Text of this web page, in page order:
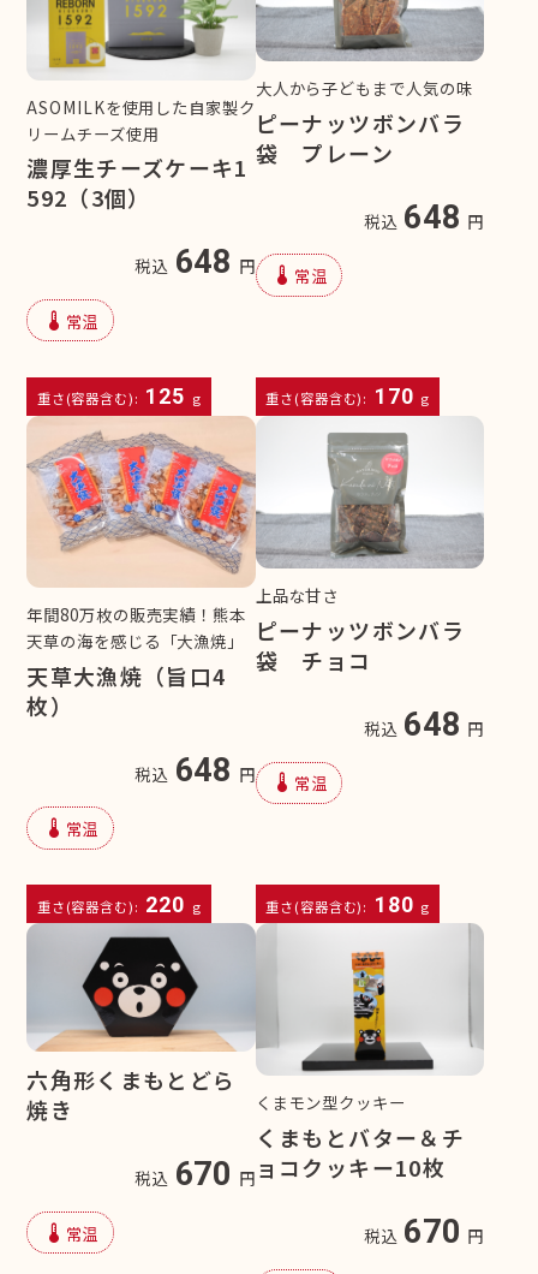
ASOMILKを使用した自家製ク
リームチーズ使用
濃厚生チーズケーキ1
592（3個）
税込 648 円
device_thermostat 常温
重さ(容器含む): 125 g
大人から子どもまで人気の味
ピーナッツボンバラ
袋 プレーン
税込 648 円
device_thermostat 常温
重さ(容器含む): 170 g
年間80万枚の販売実績！熊本
天草の海を感じる「大漁焼」
天草大漁焼（旨口4
枚）
税込 648 円
device_thermostat 常温
重さ(容器含む): 220 g
上品な甘さ
ピーナッツボンバラ
袋 チョコ
税込 648 円
device_thermostat 常温
重さ(容器含む): 180 g
六角形くまもとどら
焼き
税込 670 円
device_thermostat 常温
くまモン型クッキー
くまもとバター＆チ
ョコクッキー10枚
税込 670 円